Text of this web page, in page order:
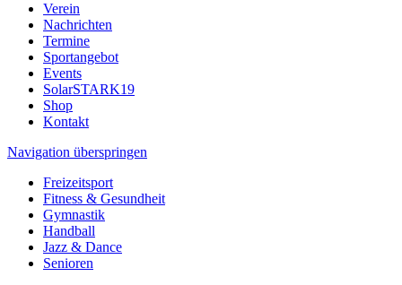
Verein
Nachrichten
Termine
Sportangebot
Events
SolarSTARK19
Shop
Kontakt
Navigation überspringen
Freizeitsport
Fitness & Gesundheit
Gymnastik
Handball
Jazz & Dance
Senioren